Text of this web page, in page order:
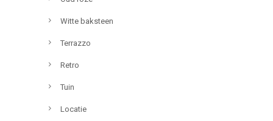
Witte baksteen
Terrazzo
Retro
Tuin
Locatie